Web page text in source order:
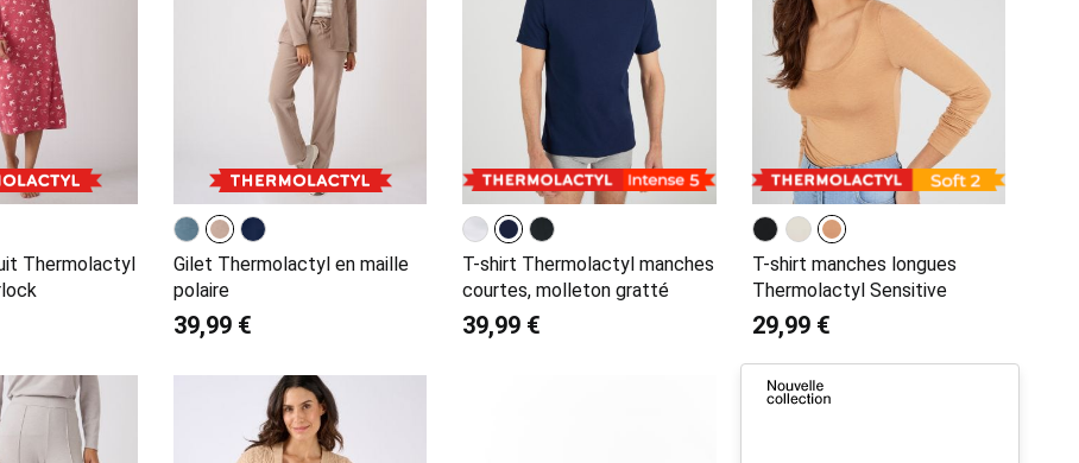
Thermolactyl
Gilet Thermolactyl en maille
polaire
39,99 €
T-shirt Thermolactyl manches
courtes, molleton gratté
39,99 €
T-shirt manches longues
Thermolactyl Sensitive
29,99 €